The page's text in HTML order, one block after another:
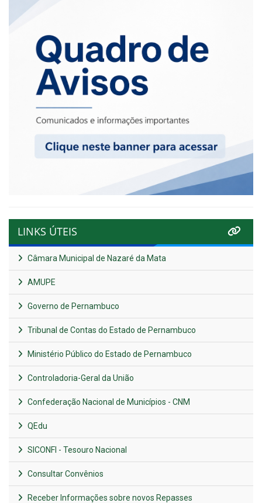
LINKS ÚTEIS
Câmara Municipal de Nazaré da Mata
AMUPE
Governo de Pernambuco
Tribunal de Contas do Estado de Pernambuco
Ministério Público do Estado de Pernambuco
Controladoria-Geral da União
Confederação Nacional de Municípios - CNM
QEdu
SICONFI - Tesouro Nacional
Consultar Convênios
Receber Informações sobre novos Repasses